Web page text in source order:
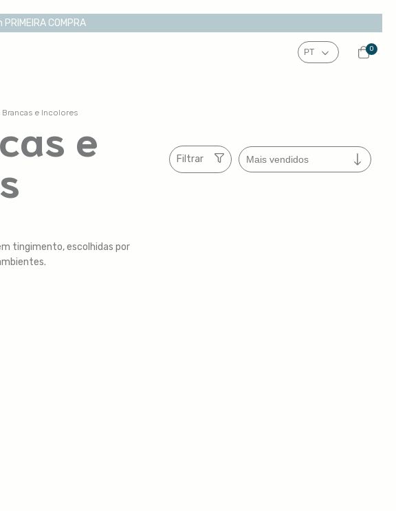
COMPRA
0
Brancas e Incolorese
tingimento, escolhidas por
Filtrar